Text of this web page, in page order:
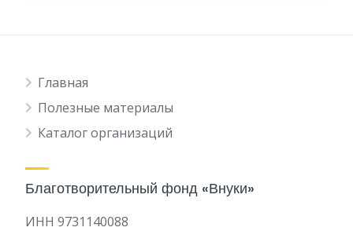
Главная
Полезные материалы
Каталог организаций
Благотворительный фонд «Внуки»
ИНН 9731140088